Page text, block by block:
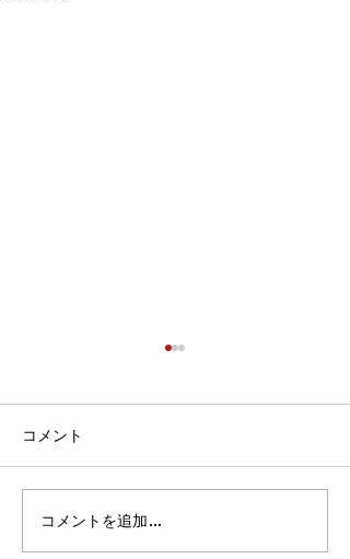
こんにちは 今年も残すところ
後数日となりました、本年度
御座います 風邪インフルエン
ザが大流行しております お身
コメント
コメントを追加…